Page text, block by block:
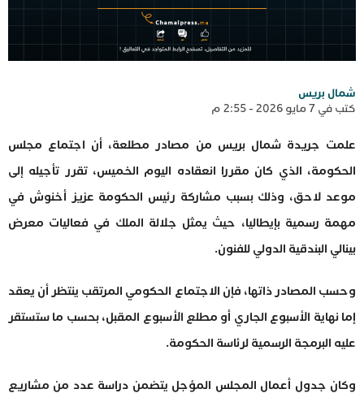
شمال بريس
كتب في 7 مايو 2026 - 2:55 م
علمت جريدة شمال بريس من مصادر مطلعة، أن اجتماع مجلس
الحكومة، الذي كان مقررا انعقاده اليوم الخميس، تقرر تأجيله إلى
موعد لاحق، وذلك بسبب مشاركة رئيس الحكومة عزيز أخنوش في
مهمة رسمية بإيطاليا، حيث يمثل جلالة الملك في فعاليات معرض
بينالي البندقية الدولي للفنون.
وحسب المصادر ذاتها، فإن الاجتماع الحكومي المرتقب ينتظر أن يعقد
إما نهاية الأسبوع الجاري أو مطلع الأسبوع المقبل، بحسب ما ستستقر
عليه البرمجة الرسمية لرئاسة الحكومة.
وكان جدول أعمال المجلس المؤجل يتضمن دراسة عدد من مشاريع